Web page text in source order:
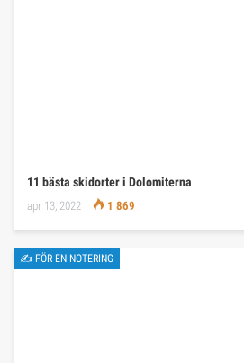
11 bästa skidorter i Dolomiterna
apr 13, 2022 1 869
✍ FÖR EN NOTERING